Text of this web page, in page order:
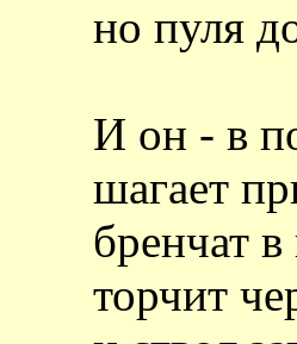
но пуля
И он - в
шагает
бренчат
торчит